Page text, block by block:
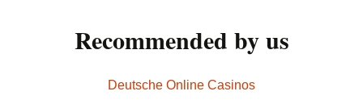
Recommended by us
Deutsche Online Casinos